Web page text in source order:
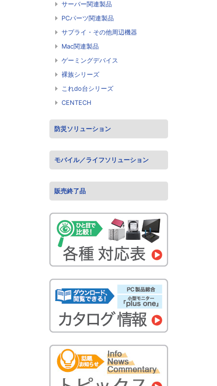
サーバー関連製品
PCパーツ関連製品
サプライ・その他周辺機器
Mac関連製品
ゲーミングデバイス
裸族シリーズ
これdo台シリーズ
CENTECH
防災ソリューション
モバイル／ライフソリューション
販売終了品